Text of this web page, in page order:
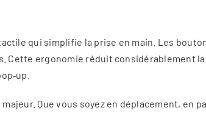
qui simplifie la prise en main. Les
Cette ergonomie réduit considérablement
Que vous soyez en déplacement,